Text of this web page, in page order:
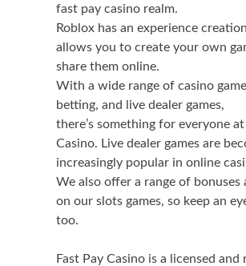
fast pay casino realm.
Roblox has an experience
allows you to create your own
share them online.
With a wide range of casino
betting, and live dealer games,
there’s something for everyone
Casino. Live dealer games are
increasingly popular in online
We also offer a range of
on our slots games, so keep an
too.
Fast Pay Casino is a licensed